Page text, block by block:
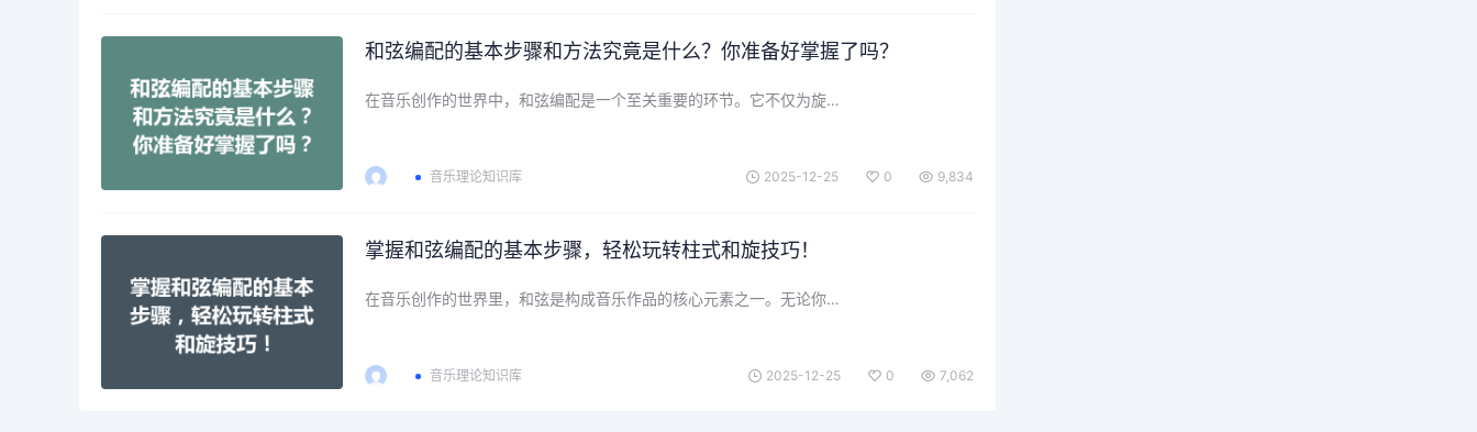
和弦编配的基本步骤和方法究竟是什么？你准备好掌握了吗？
在音乐创作的世界中，和弦编配是一个至关重要的环节。它不仅为旋…
音乐理论知识库 2025-12-25 0 9,834
掌握和弦编配的基本步骤，轻松玩转柱式和旋技巧！
在音乐创作的世界里，和弦是构成音乐作品的核心元素之一。无论你…
音乐理论知识库 2025-12-25 0 7,062